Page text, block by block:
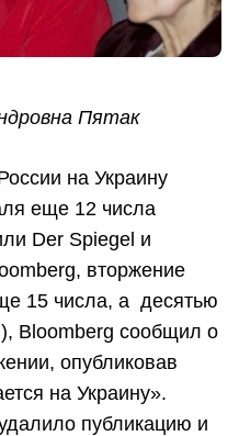
Пятак
на Украину
еще 12 числа
Der Spiegel и
вторжение
15 числа, а десятью
Bloomberg сообщил о
опубликовав
на Украину».
публикацию и